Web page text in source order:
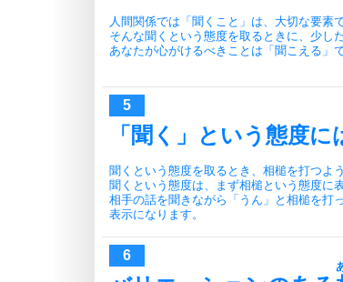
人間関係では「聞くこと」は、大切な要素で
そんな聞くという態度を取るときに、少し
あなたが心がけるべきことは「聞こえる」
「聞く」という態度に
聞くという態度を取るとき、相槌を打つよ
聞くという態度は、まず相槌という態度に
相手の話を聞きながら「うん」と相槌を打
表示になります。